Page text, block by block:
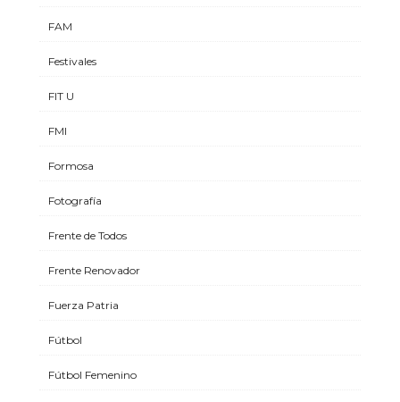
FAM
Festivales
FIT U
FMI
Formosa
Fotografía
Frente de Todos
Frente Renovador
Fuerza Patria
Fútbol
Fútbol Femenino